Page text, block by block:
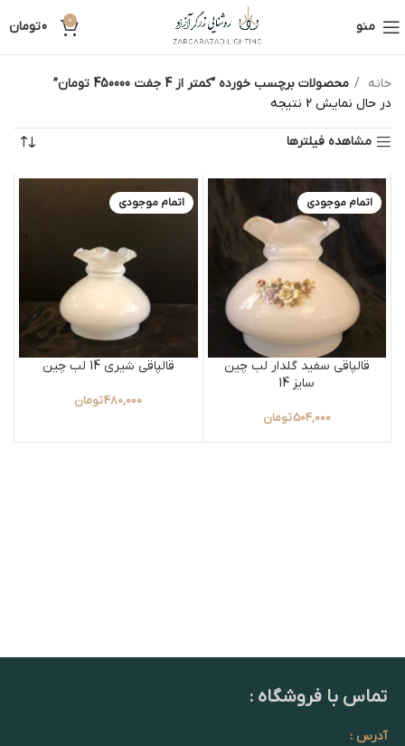
منو 0
0تومان
خانه
محصولات برچسب خورده “کمتر از 4 جفت 450000 تومان”
در حال نمایش 2 نتیجه
مشاهده فیلترها
اتمام موجودی
قالپاقی سفید گلدار لب چین
سایز 14
504,000تومان
اتمام موجودی
قالپاقی شیری 14 لب چین
480,000تومان
تماس با فروشگاه :
آدرس :